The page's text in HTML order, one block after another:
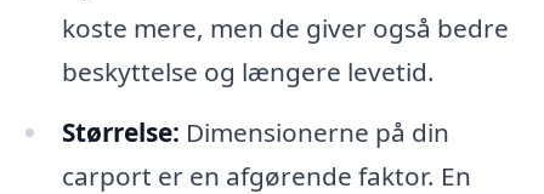
koste mere, men de giver også bedre
beskyttelse og længere levetid.
Størrelse: Dimensionerne på din
carport er en afgørende faktor. En